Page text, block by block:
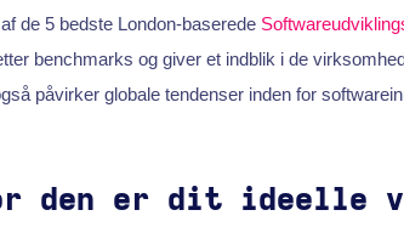
de 5 bedste London-baserede
benchmarks og giver et indblik i de
påvirker globale tendenser inden for
den er dit ideelle